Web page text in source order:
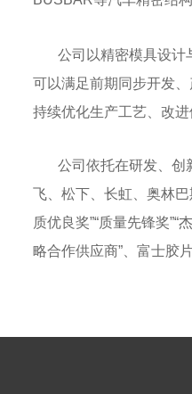
公司以精密模具设计与
可以满足前期同步开发
持续优化生产工艺、改
公司依托在研发、创新
飞、松下、长虹、奥林
质优良奖”“质量先锋奖”“
略合作供应商”、富士胶